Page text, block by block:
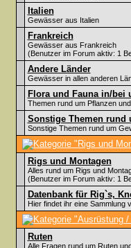
Italien
Gewässer aus Italien
Frankreich
Gewässer aus Frankreich
(Benutzer im Forum aktiv: 1
Andere Länder
Gewässer in allen anderen
Flora und Fauna in/bei
Themen rund um Pflanzen
Sonstige Themen rund
Sonstige Themen rund um
Rigs und Montagen
Alles rund um Rigs und
(Benutzer im Forum aktiv: 1
Datenbank für Rig`s,
Hier findet ihr eine Sammlung
Ruten
Alle Fragen rund um Ruten